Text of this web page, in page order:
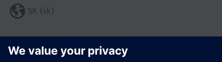
Zdieľať túto stránku:
SK (sk)